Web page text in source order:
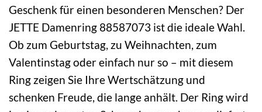
Geschenk für einen besonderen Menschen? Der
JETTE Damenring 88587073 ist die ideale Wahl.
Ob zum Geburtstag, zu Weihnachten, zum
Valentinstag oder einfach nur so – mit diesem
Ring zeigen Sie Ihre Wertschätzung und
schenken Freude, die lange anhält. Der Ring wird